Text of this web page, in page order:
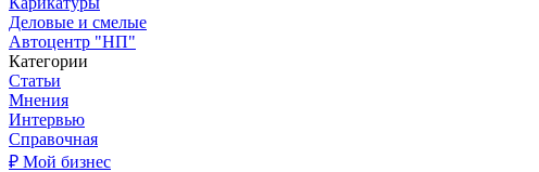
Деловые и смелые
Автоцентр "НП"
Категории
Статьи
Мнения
Интервью
Справочная
₽ Мой бизнес